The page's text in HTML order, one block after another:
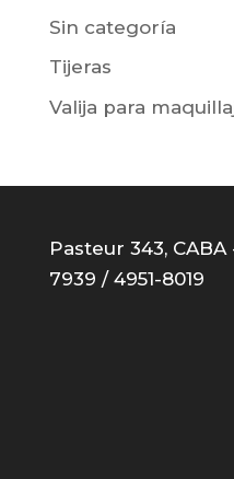
Sin categoría
Tijeras
Valija para
Pasteur 343, CABA
7939 / 4951-8019